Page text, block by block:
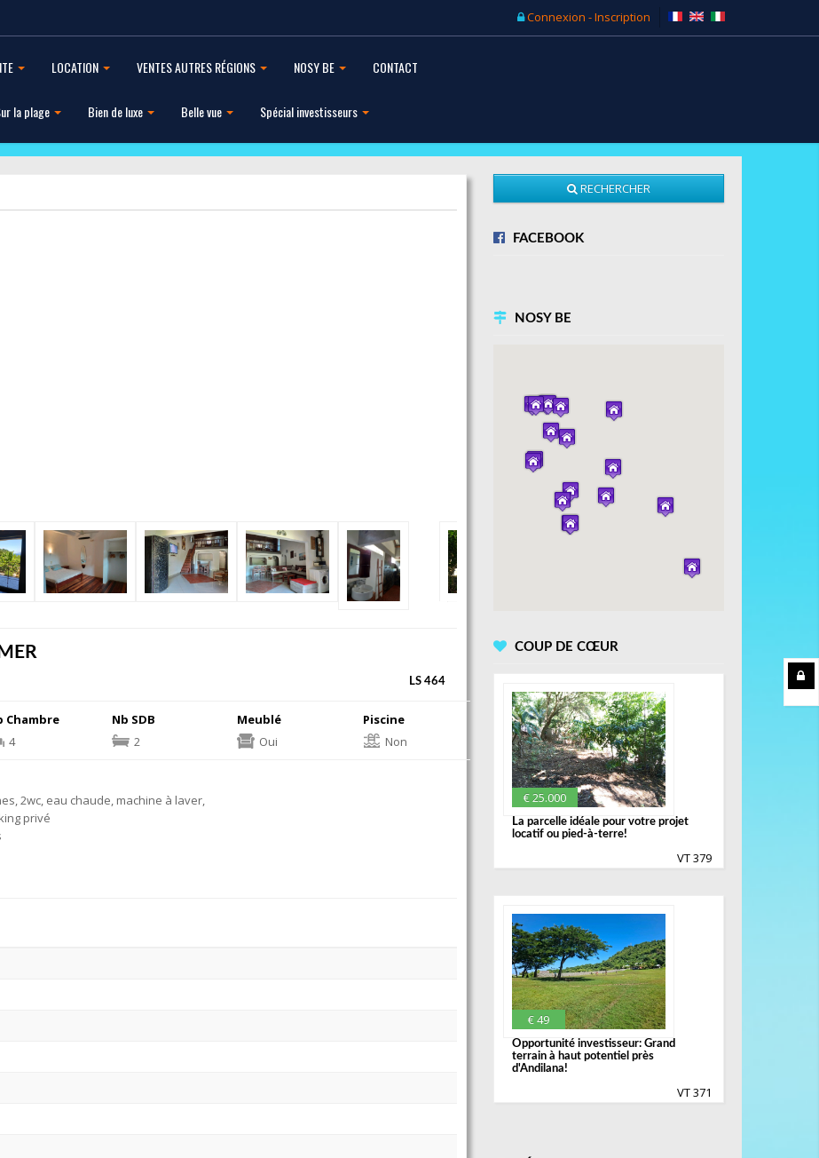
Connexion - Inscription
LOCATION VENTES AUTRES RÉGIONS NOSY BE CONTACT
la plage Bien de luxe Belle vue Spécial investisseurs
LS 464
Chambre
4
Nb SDB
2
Meublé
Oui
Piscine
Non
2wc, eau chaude, machine à laver,
privé
RECHERCHER
FACEBOOK
NOSY BE
COUP DE CŒUR
€ 25.000
La parcelle idéale pour votre projet
locatif ou pied-à-terre!
VT 379
€ 49
Opportunité investisseur: Grand
terrain à haut potentiel près
d'Andilana!
VT 371